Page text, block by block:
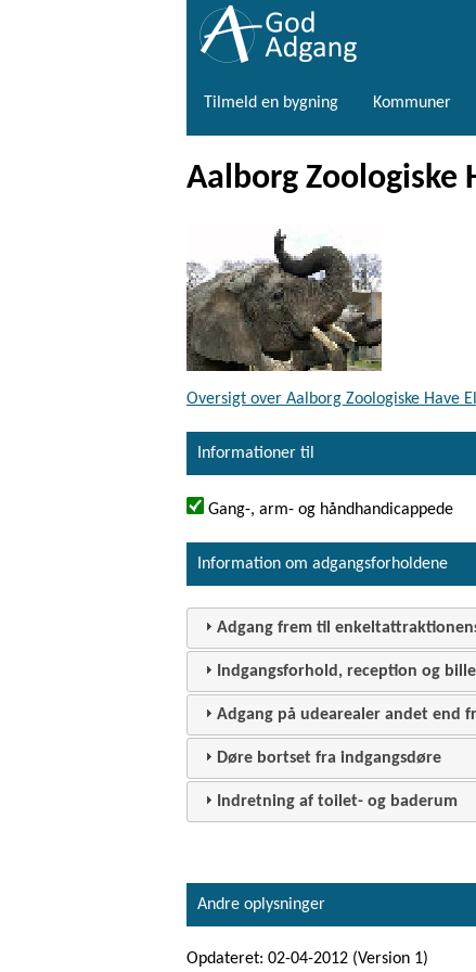
Tilmeld en bygning Kommuner
Aalborg Zoologiske
Oversigt over Aalborg Zoologiske Have
Informationer til
Gang-, arm- og håndhandicappede
Information om adgangsforholdene
Adgang frem til
Indgangsforhold, reception og
Adgang på udearealer andet end
Døre bortset fra indgangsdøre
Indretning af toilet- og baderum
Andre oplysninger
Opdateret: 02-04-2012 (Version 1)